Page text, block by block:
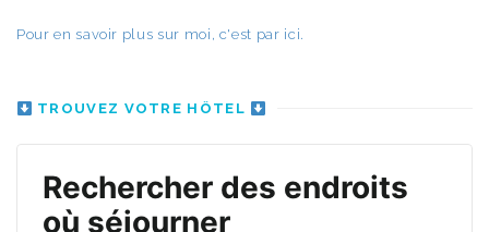
Pour en savoir plus sur moi, c'est par ici.
TROUVEZ VOTRE HÔTEL